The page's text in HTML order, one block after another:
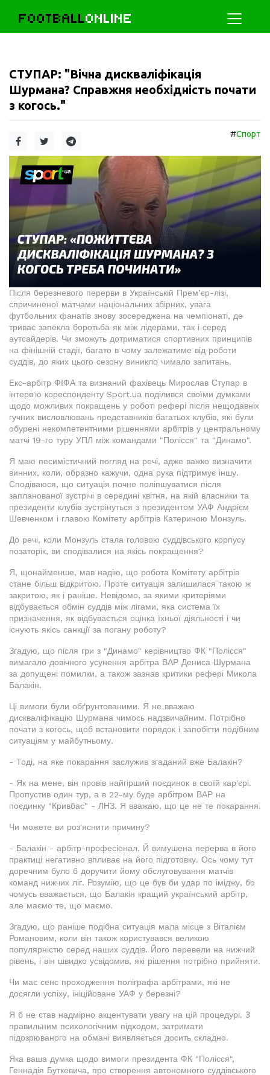
FOOTBALLONLINE
СТУПАР: "Вічна дискваліфікація
Шурмана? Справжня необхідність почати
з когось."
#Спорт
Після березневого перерви в Українській Прем’єр-лізі,
спричиненої матчами національних збірних, увага
футбольних фанатів знову зосереджена на чемпіонаті, де
триває запекла боротьба як між лідерами, так і серед
аутсайдерів. Чи зможуть дотриматися спортивних принципів
на фінішній стадії, багато в чому залежатиме від роботи
суддів, до яких цього сезону виникло чимало запитань.
Екс-арбітр ФІФА та визнаний фахівець Мирослав Ступар в
інтерв'ю кореспонденту Sport.ua поділився своїми думками
щодо можливих покращень у роботі рефері після нещодавніх
гучних висловлювань представників багатьох клубів, які були
обурені некомпетентними рішеннями арбітрів у центральному
матчі 19-го туру УПЛ між командами "Полісся" та "Динамо".
Я маю песимістичний погляд на речі, адже важко визначити
винних, коли, образно кажучи, одна рука підтримує іншу.
Сподіваюся, що ситуація почне поліпшуватися після
запланованої зустрічі в середині квітня, на якій власники та
президенти клубів зустрінуться з президентом УАФ Андрієм
Шевченком і главою Комітету арбітрів Катериною Монзуль.
До речі, коли Монзуль стала головою суддівського корпусу
позаторік, ви сподівалися на якісь покращення?
Я, щонайменше, мав надію, що робота Комітету арбітрів
стане більш відкритою. Проте ситуація залишилася такою ж
закритою, як і раніше. Невідомо, за якими критеріями
відбувається обмін суддів між лігами, яка система їх
призначення, як відбувається оцінка їхньої діяльності і чи
існують якісь санкції за погану роботу?
Згадую, що після гри з "Динамо" керівництво ФК "Полісся"
вимагало довічного усунення арбітра ВАР Дениса Шурмана
за допущені помилки, а також зазнав критики рефері Микола
Балакін.
Ці вимоги були обґрунтованими. Я не вважаю
дискваліфікацію Шурмана чимось надзвичайним. Потрібно
почати з когось, щоб встановити порядок і запобігти подібним
ситуаціям у майбутньому.
- Тоді, на яке покарання заслужив згаданий вже Балакін?
- Як на мене, він провів найгірший поєдинок в своїй кар'єрі.
Пропустив один тур, а в 22-му буде арбітром ВАР на
поєдинку "Кривбас" - ЛНЗ. Я вважаю, що це не те покарання.
Чи можете ви роз'яснити причину?
- Балакін - арбітр-професіонал. Й вимушена перерва в його
практиці негативно впливає на його підготовку. Ось чому тут
доречним було б доручити йому обслуговування матчів
команд нижчих ліг. Розумію, що це був би удар по іміджу, бо
чомусь вважається, що Балакін кращий український арбітр,
але маємо те, що маємо.
Згадую, що раніше подібна ситуація мала місце з Віталієм
Романовим, коли він також користувався великою
популярністю серед наших суддів. Його перевели на нижчий
рівень, і він швидко усвідомив, які рішення потрібно прийняти.
Чи має сенс проходження поліграфа арбітрами, які не
досягли успіху, ініційоване УАФ у березні?
Я б не став надмірно акцентувати увагу на цій процедурі. З
правильним психологічним підходом, затримати
підозрюваного на обмані виявляється досить складно.
Яка ваша думка щодо вимоги президента ФК "Полісся",
Геннадія Буткевича, про створення автономного суддівського